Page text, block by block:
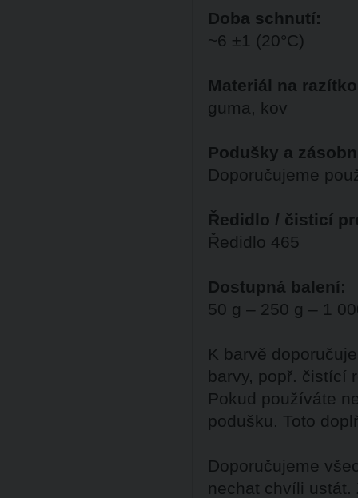
Doba schnutí:
~6 ±1 (20°C)
Materiál na
guma, kov
Podušky a
Doporučujeme
Ředidlo / čisticí
Ředidlo 465
Dostupná balení:
50 g – 250 g – 1
K barvě
barvy, popř. čistící
Pokud používáte
podušku. Toto
Doporučujeme
nechat chvíli